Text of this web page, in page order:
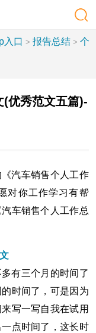
入口 > 报告总结 > 个
(优秀范文五篇)-
汽车销售个人工作
对你工作学习有帮
车销售个人工作总
有三个月的时间了
时间了，可是因为
写一写自我在试用
点时间了，这长时